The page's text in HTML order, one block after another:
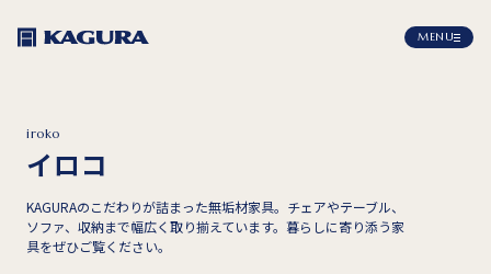
MENU
iroko
イロコ
KAGURAのこだわりが詰まった無垢材家具。チェアやテーブル、
ソファ、収納まで幅広く取り揃えています。暮らしに寄り添う家
具をぜひご覧ください。